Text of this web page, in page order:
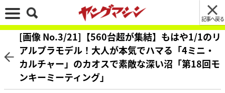
記事へ戻る
[画像 No.3/21]【560台超が集結】もはや1/1のリ
アルプラモデル！大人が本気でハマる「4ミニ・
カルチャー」のカオスで素敵な深い沼「第18回モ
ンキーミーティング」